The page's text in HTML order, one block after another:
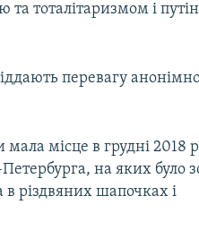
тоталітаризмом і
перевагу
місце в грудні 2018
на яких було
в різдвяних шапочках і